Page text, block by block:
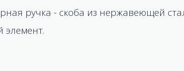
ручка - скоба из нержавеющей
элемент.